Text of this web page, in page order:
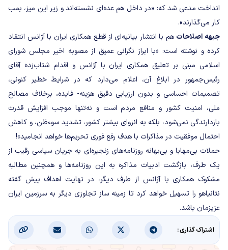
انداخت مدعی شد که: «در داخل هم عده‌‏ای نشسته‌‏اند و زیر این میز، بمب
کار می‌‏گذارند».
جبهه اصلاحات هم با انتشار بیانیه‌ای از قطع همکاری ایران با آژانس انتقاد
کرده و نوشته است: «با ابراز نگرانی عمیق از مصوبه اخیر مجلس شورای
اسلامی مبنی بر تعلیق همکاری ایران با آژانس و اقدام شتاب‌زده آقای
رئيس‌جمهور در ابلاغ آن، اعلام می‌دارد که در شرایط خطیر کنونی،
تصمیمات احساسی و بدون ارزيابى دقيق هزینه- فایده، برخلاف مصالح
ملی، امنیت کشور و منافع مردم است و نه‌تنها موجب افزایش قدرت
بازدارندگی نمی‌شود، بلکه به انزوای بیشتر کشور، تشدید سوءظن، و کاهش
احتمال موفقیت در مذاکرات با هدف رفع فوری تحریم‌ها خواهد انجامید»!
حملات بی‌مهابا و بی‌بهانه‌ روزنامه‌های زنجیره‌ای به جریان سیاسی رقیب از
یک طرف، بازگشت ادبیات مذاکره به این روزنامه‌ها و همچنین مطالبه
مشکوک همکاری با آژانس از طرف دیگر، در نهایت اهداف پیش گفته
نتانیاهو را تسهیل خواهد کرد تا زمینه ساز تجاوزی دیگر به سرزمین ایران
عزیزمان باشد.
اشتراک گذاری :